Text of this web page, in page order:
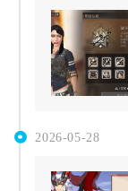
2026-05-28